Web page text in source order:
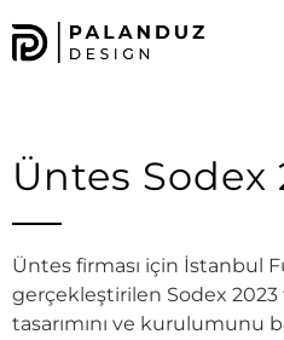
Üntes Sodex
Üntes firması için İstanbul
gerçekleştirilen Sodex 2023
tasarımını ve kurulumunu